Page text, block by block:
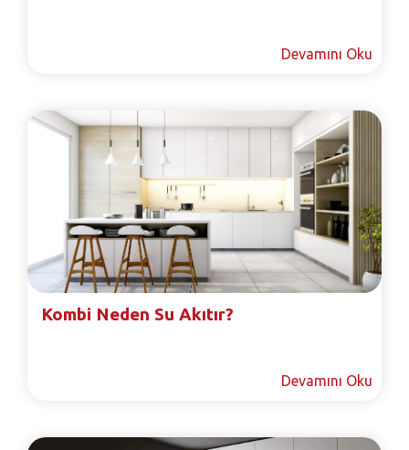
Devamını Oku
Kombi Neden Su Akıtır?
Devamını Oku